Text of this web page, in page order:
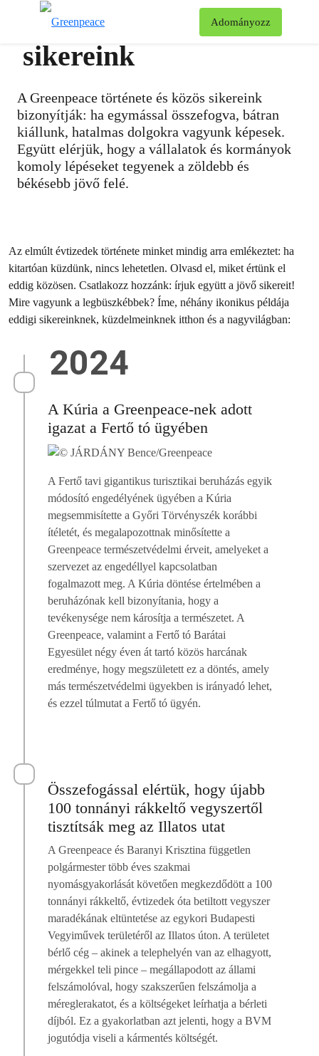
Adományozz
Történetünk és
sikereink
A Greenpeace története és közös sikereink
bizonyítják: ha egymással összefogva, bátran
kiállunk, hatalmas dolgokra vagyunk képesek.
Együtt elérjük, hogy a vállalatok és kormányok
komoly lépéseket tegyenek a zöldebb és
békésebb jövő felé.
Az elmúlt évtizedek története minket mindig arra emlékeztet: ha
kitartóan küzdünk, nincs lehetetlen. Olvasd el, miket értünk el
eddig közösen. Csatlakozz hozzánk: írjuk együtt a jövő sikereit!
Mire vagyunk a legbüszkébbek? Íme, néhány ikonikus példája
eddigi sikereinknek, küzdelmeinknek itthon és a nagyvilágban:
2024
A Kúria a Greenpeace-nek adott
igazat a Fertő tó ügyében
A Fertő tavi gigantikus turisztikai beruházás egyik
módosító engedélyének ügyében a Kúria
megsemmisítette a Győri Törvényszék korábbi
ítéletét, és megalapozottnak minősítette a
Greenpeace természetvédelmi érveit, amelyeket a
szervezet az engedéllyel kapcsolatban
fogalmazott meg. A Kúria döntése értelmében a
beruházónak kell bizonyítania, hogy a
tevékenysége nem károsítja a természetet. A
Greenpeace, valamint a Fertő tó Barátai
Egyesület négy éven át tartó közös harcának
eredménye, hogy megszületett ez a döntés, amely
más természetvédelmi ügyekben is irányadó lehet,
és ezzel túlmutat a Fertő tó ügyén.
Összefogással elértük, hogy újabb
100 tonnányi rákkeltő vegyszertől
tisztítsák meg az Illatos utat
A Greenpeace és Baranyi Krisztina független
polgármester több éves szakmai
nyomásgyakorlását követően megkezdődött a 100
tonnányi rákkeltő, évtizedek óta betiltott vegyszer
maradékának eltüntetése az egykori Budapesti
Vegyiművek területéről az Illatos úton. A területet
bérlő cég – akinek a telephelyén van az elhagyott,
mérgekkel teli pince – megállapodott az állami
felszámolóval, hogy szakszerűen felszámolja a
méreglerakatot, és a költségeket leírhatja a bérleti
díjból. Ez a gyakorlatban azt jelenti, hogy a BVM
jogutódja viseli a kármentés költségét.